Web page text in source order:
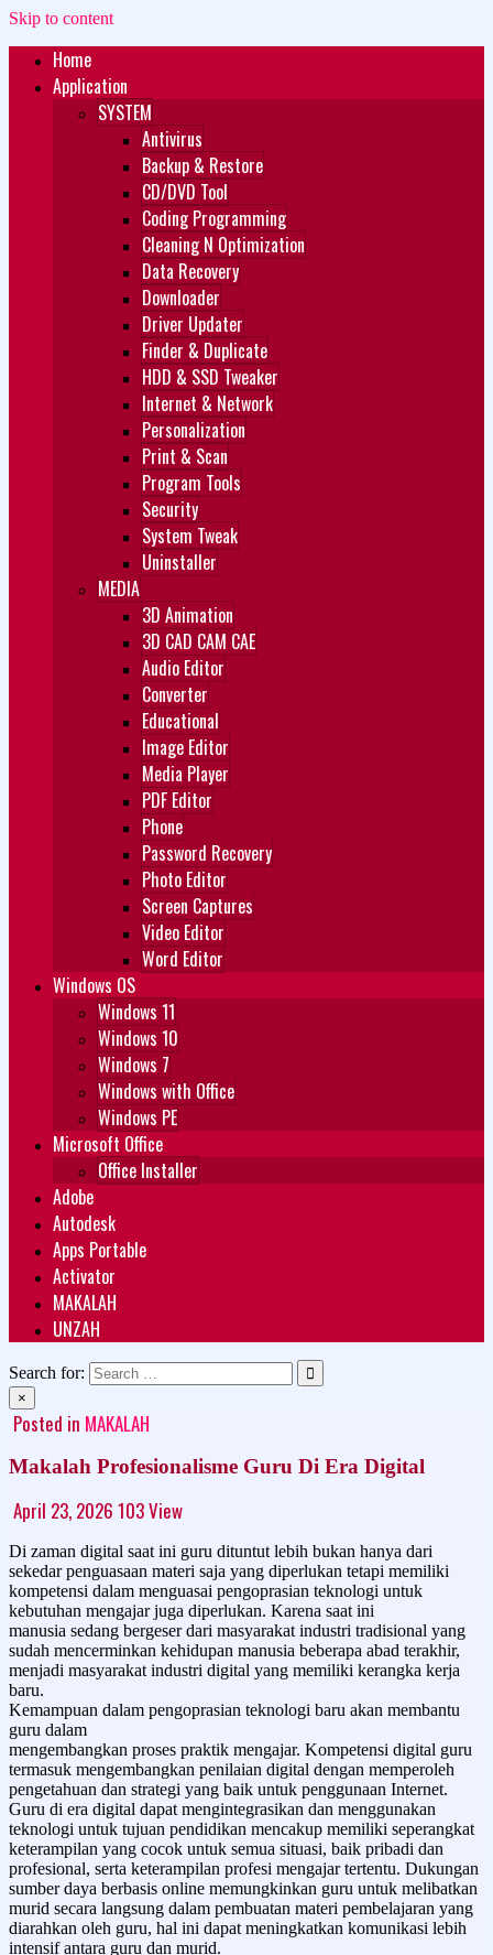
Skip to content
Zukét Printing
Free Download
Home
Application
SYSTEM
Antivirus
Backup & Restore
CD/DVD Tool
Coding Programming
Cleaning N Optimization
Data Recovery
Downloader
Driver Updater
Finder & Duplicate
HDD & SSD Tweaker
Internet & Network
Personalization
Print & Scan
Program Tools
Security
System Tweak
Uninstaller
MEDIA
3D Animation
3D CAD CAM CAE
Audio Editor
Converter
Educational
Image Editor
Media Player
PDF Editor
Phone
Password Recovery
Photo Editor
Screen Captures
Video Editor
Word Editor
Windows OS
Windows 11
Windows 10
Windows 7
Windows with Office
Windows PE
Microsoft Office
Office Installer
Adobe
Autodesk
Apps Portable
Activator
MAKALAH
UNZAH
Search for:
×
Posted in MAKALAH
Makalah Profesionalisme Guru Di Era Digital
April 23, 2026 103View
Di zaman digital saat ini guru dituntut lebih bukan hanya dari
sekedar penguasaan materi saja yang diperlukan tetapi memiliki
kompetensi dalam menguasai pengoprasian teknologi untuk
kebutuhan mengajar juga diperlukan. Karena saat ini
manusia sedang bergeser dari masyarakat industri tradisional yang
sudah mencerminkan kehidupan manusia beberapa abad terakhir,
menjadi masyarakat industri digital yang memiliki kerangka kerja
baru.
Kemampuan dalam pengoprasian teknologi baru akan membantu
guru dalam
mengembangkan proses praktik mengajar. Kompetensi digital guru
termasuk mengembangkan penilaian digital dengan memperoleh
pengetahuan dan strategi yang baik untuk penggunaan Internet.
Guru di era digital dapat mengintegrasikan dan menggunakan
teknologi untuk tujuan pendidikan mencakup memiliki seperangkat
keterampilan yang cocok untuk semua situasi, baik pribadi dan
profesional, serta keterampilan profesi mengajar tertentu. Dukungan
sumber daya berbasis online memungkinkan guru untuk melibatkan
murid secara langsung dalam pembuatan materi pembelajaran yang
diarahkan oleh guru, hal ini dapat meningkatkan komunikasi lebih
intensif antara guru dan murid.